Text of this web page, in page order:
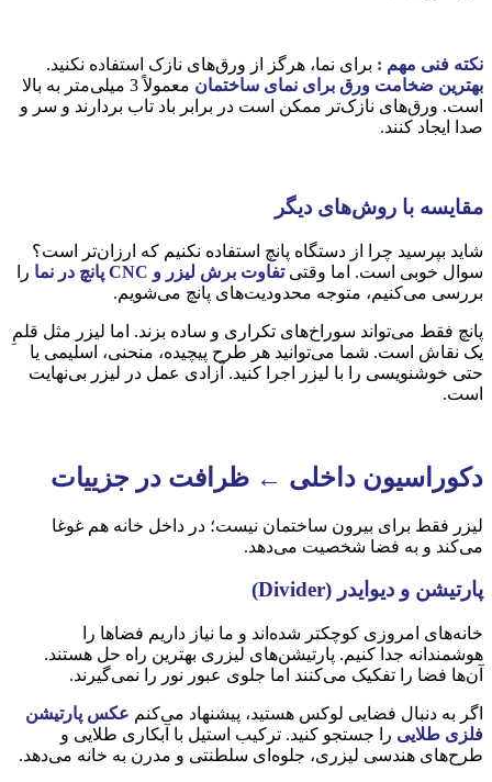
نکته فنی مهم : برای نما، هرگز از ورق‌های نازک استفاده نکنید.
بهترین ضخامت ورق برای نمای ساختمان
معمولاً 3 میلی‌متر به بالا
است. ورق‌های نازک‌تر ممکن است در برابر باد تاب بردارند و سر و
صدا ایجاد کنند.
مقایسه با روش‌های دیگر
شاید بپرسید چرا از دستگاه پانچ استفاده نکنیم که ارزان‌تر است؟
سوال خوبی است. اما وقتیتفاوت برش لیزر و پانچ در نما را
بررسی می‌کنیم، متوجه محدودیت‌های پانچ می‌شویم.
پانچ فقط می‌تواند سوراخ‌های تکراری و ساده بزند. اما لیزر مثل قلمِ
یک نقاش است. شما می‌توانید هر طرح پیچیده، منحنی، اسلیمی یا
حتی خوشنویسی را با لیزر اجرا کنید. آزادی عمل در لیزر بی‌نهایت
است.
دکوراسیون داخلی ← ظرافت در جزییات
لیزر فقط برای بیرون ساختمان نیست؛ در داخل خانه هم غوغا
می‌کند و به فضا شخصیت می‌دهد.
پارتیشن و دیوایدر (Divider)
خانه‌های امروزی کوچکتر شده‌اند و ما نیاز داریم فضاها را
هوشمندانه جدا کنیم. پارتیشن‌های لیزری بهترین راه حل هستند.
آن‌ها فضا را تفکیک می‌کنند اما جلوی عبور نور را نمی‌گیرند.
اگر به دنبال فضایی لوکس هستید، پیشنهاد می‌کنم عکس پارتیشن
فلزی طلایی را جستجو کنید. ترکیب استیل با آبکاری طلایی و
طرح‌های هندسی لیزری، جلوه‌ای سلطنتی و مدرن به خانه می‌دهد.